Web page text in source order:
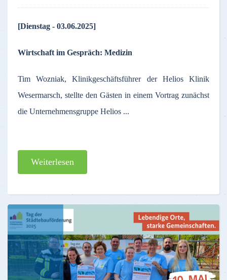
[Dienstag - 03.06.2025]
Wirtschaft im Gespräch: Medizin
Tim Wozniak, Klinikgeschäftsführer der Helios Klinik
Wesermarsch, stellte den Gästen in einem Vortrag zunächst
die Unternehmensgruppe Helios ...
Weiterlesen